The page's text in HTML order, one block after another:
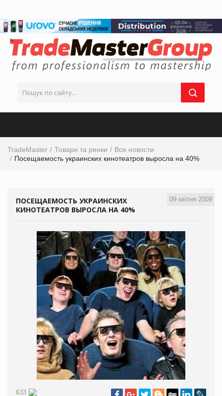
TradeMaster Товари та ринки
Все новости
Посещаемость украинских кинотеатров выросла на 40%
09 квітня 2009
ПОСЕЩАЕМОСТЬ УКРАИНСКИХ
КИНОТЕАТРОВ ВЫРОСЛА НА 40%
633